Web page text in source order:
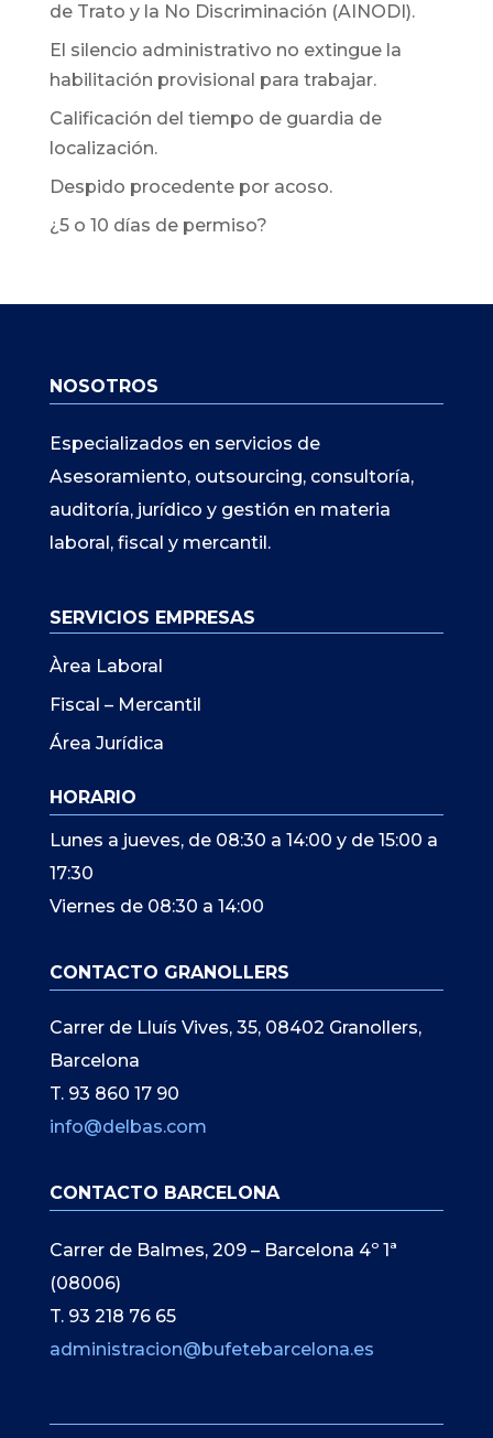
de Trato y la No Discriminación (AINODI).
El silencio administrativo no extingue la
habilitación provisional para trabajar.
Calificación del tiempo de guardia de
localización.
Despido procedente por acoso.
¿5 o 10 días de permiso?
NOSOTROS
Especializados en servicios de
Asesoramiento, outsourcing, consultoría,
auditoría, jurídico y gestión en materia
laboral, fiscal y mercantil.
SERVICIOS EMPRESAS
Àrea Laboral
Fiscal – Mercantil
Área Jurídica
HORARIO
Lunes a jueves, de 08:30 a 14:00 y de 15:00 a
17:30
Viernes de 08:30 a 14:00
CONTACTO GRANOLLERS
Carrer de Lluís Vives, 35, 08402 Granollers,
Barcelona
T. 93 860 17 90
info@delbas.com
CONTACTO BARCELONA
Carrer de Balmes, 209 – Barcelona 4º 1ª
(08006)
T. 93 218 76 65
administracion@bufetebarcelona.es